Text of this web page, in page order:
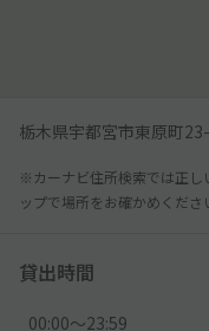
栃木県宇都宮市東原町
※カーナビ住所検索では正し
ップで場所をお確かめくださ
貸出時間
00:00〜23:59